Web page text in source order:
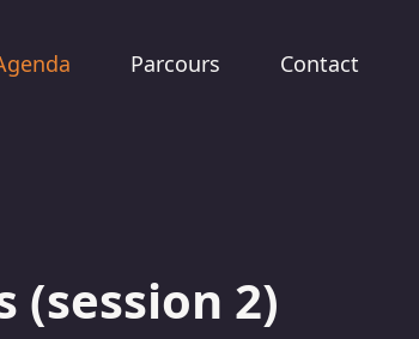
Parcours Contact
(session 2)